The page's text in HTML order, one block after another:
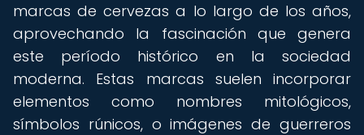
marcas de cervezas a lo largo de los años,
aprovechando la fascinación que genera
este período histórico en la sociedad
moderna. Estas marcas suelen incorporar
elementos como nombres mitológicos,
símbolos rúnicos, o imágenes de guerreros